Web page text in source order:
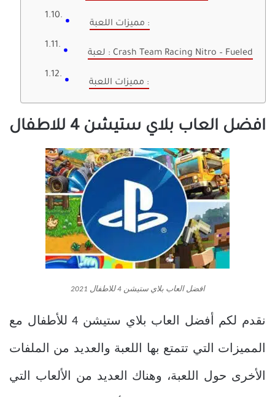
مميزات اللعبة :
لعبة : Crash Team Racing Nitro – Fueled
مميزات اللعبة :
افضل العاب بلاي ستيشن 4 للاطفال
افضل العاب بلاي ستيشن 4 للاطفال 2021
نقدم لكم أفضل العاب بلاي ستيشن 4 للأطفال مع
المميزات التي تتمتع بها اللعبة والعديد من الملفات
الأخرى حول اللعبة، وهناك العديد من الألعاب التي